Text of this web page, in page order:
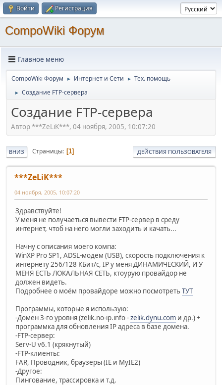
Войти Регистрация
CompoWiki Форум
Главное меню
CompoWiki Форум ► Интернет и Сети ► Тех. помощь
► Создание FTP-сервера
Создание FTP-сервера
Автор ***ZeLiK***, 04 ноября, 2005, 10:07:20
ВНИЗ Страницы 1 ДЕЙСТВИЯ ПОЛЬЗОВАТЕЛЯ
***ZeLiK***
04 ноября, 2005, 10:07:20
Здравствуйте!
У меня не получаеться вывести FTP-сервер в среду
интернет, чтоб на него могли заходить и качать...
Начну с описания моего компа:
WinXP Pro SP1, ADSL-модем (USB), скорость подключения к
интернету 256/128 КБит/с, IP у меня ДИНАМИЧЕСКИЙ, И У
МЕНЯ ЕСТЬ ЛОКАЛЬНАЯ СЕТЬ, ктоурую провайдор не
должен видеть.
Подробнее о моём провайдоре можно посмотретьТУТ
Программы, которые я использую:
-Домен 3-го уровня (zelik.no-ip.info -zelik.dynu.com и др.) +
программка для обновления IP адреса в базе домена.
-FTP-сервер:
Serv-U v6.1 (крякнутый)
-FTP-клиенты:
FAR, Проводник, браузеры (IE и MyIE2)
-Другое:
Пингование, трассировка и т.д.